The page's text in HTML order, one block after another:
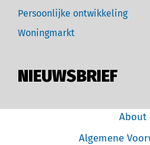
Persoonlijke ontwikkeling
Woningmarkt
NIEUWSBRIEF
About
Algemene